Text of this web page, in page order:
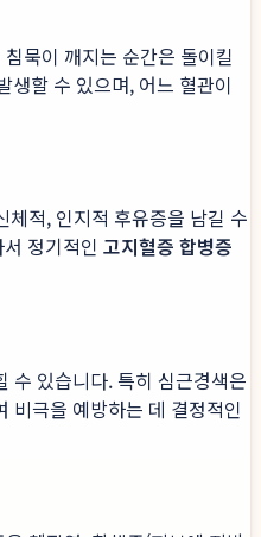
묵이 깨지는 순간은 돌이킬
생할 수 있으며, 어느 혈관이
적, 인지적 후유증을 남길 수
정기적인 고지혈증 합병증
수 있습니다. 특히 심근경색은
비극을 예방하는 데 결정적인